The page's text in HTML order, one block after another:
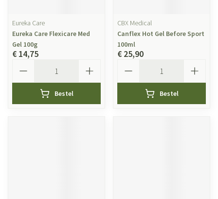
Eureka Care
Eureka Care Flexicare Med
Gel 100g
€ 14,75
Bestel
CBX Medical
Canflex Hot Gel Before Sport
100ml
€ 25,90
Bestel